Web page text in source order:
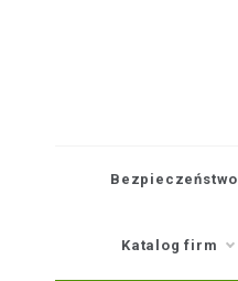
Bezpieczeństwo
Katalog firm